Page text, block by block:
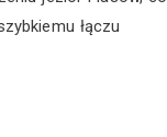
łączu